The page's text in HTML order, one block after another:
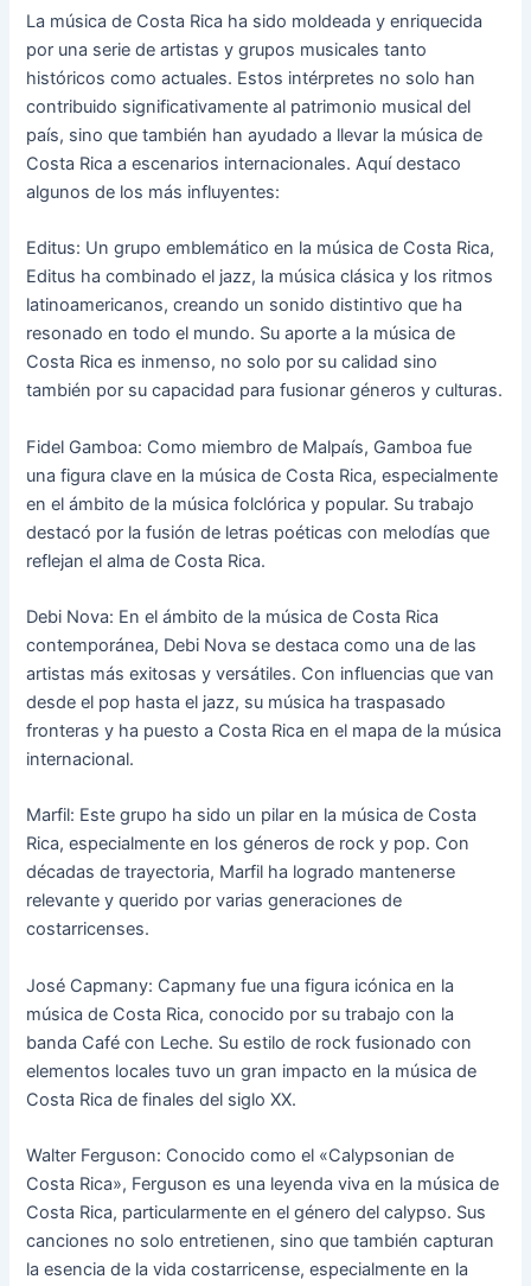
La música de Costa Rica ha sido moldeada y enriquecida
por una serie de artistas y grupos musicales tanto
históricos como actuales. Estos intérpretes no solo han
contribuido significativamente al patrimonio musical del
país, sino que también han ayudado a llevar la música de
Costa Rica a escenarios internacionales. Aquí destaco
algunos de los más influyentes:
Editus: Un grupo emblemático en la música de Costa Rica,
Editus ha combinado el jazz, la música clásica y los ritmos
latinoamericanos, creando un sonido distintivo que ha
resonado en todo el mundo. Su aporte a la música de
Costa Rica es inmenso, no solo por su calidad sino
también por su capacidad para fusionar géneros y culturas.
Fidel Gamboa: Como miembro de Malpaís, Gamboa fue
una figura clave en la música de Costa Rica, especialmente
en el ámbito de la música folclórica y popular. Su trabajo
destacó por la fusión de letras poéticas con melodías que
reflejan el alma de Costa Rica.
Debi Nova: En el ámbito de la música de Costa Rica
contemporánea, Debi Nova se destaca como una de las
artistas más exitosas y versátiles. Con influencias que van
desde el pop hasta el jazz, su música ha traspasado
fronteras y ha puesto a Costa Rica en el mapa de la música
internacional.
Marfil: Este grupo ha sido un pilar en la música de Costa
Rica, especialmente en los géneros de rock y pop. Con
décadas de trayectoria, Marfil ha logrado mantenerse
relevante y querido por varias generaciones de
costarricenses.
José Capmany: Capmany fue una figura icónica en la
música de Costa Rica, conocido por su trabajo con la
banda Café con Leche. Su estilo de rock fusionado con
elementos locales tuvo un gran impacto en la música de
Costa Rica de finales del siglo XX.
Walter Ferguson: Conocido como el «Calypsonian de
Costa Rica», Ferguson es una leyenda viva en la música de
Costa Rica, particularmente en el género del calypso. Sus
canciones no solo entretienen, sino que también capturan
la esencia de la vida costarricense, especialmente en la